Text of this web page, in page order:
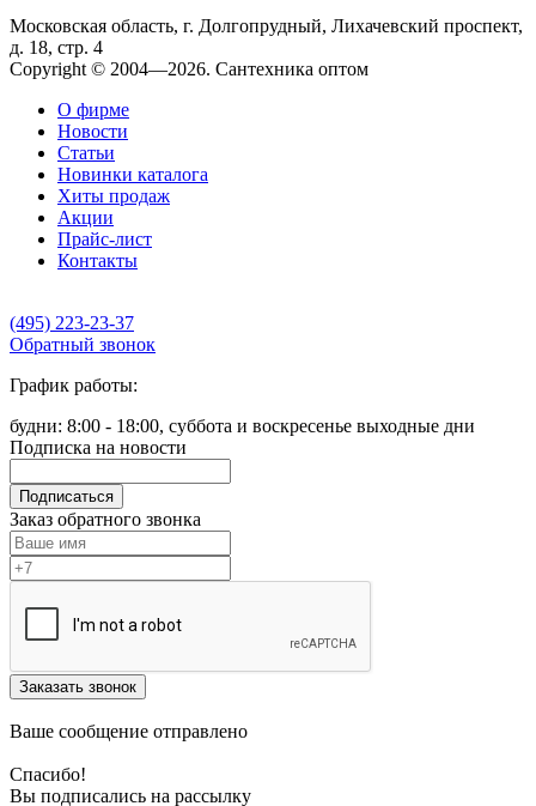
Московская область, г. Долгопрудный, Лихачевский проспект,
д. 18, стр. 4
Copyright © 2004—2026. Сантехника оптом
О фирме
Новости
Статьи
Новинки каталога
Хиты продаж
Акции
Прайс-лист
Контакты
(495) 223-23-37
Обратный звонок
График работы:
будни: 8:00 - 18:00, суббота и воскресенье выходные дни
Подписка на новости
Подписаться
Заказ обратного звонка
Заказать звонок
Ваше сообщение отправлено
Спасибо!
Вы подписались на рассылку